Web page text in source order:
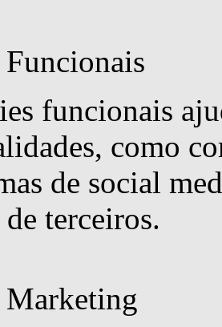
funcionais
como
de social
terceiros.